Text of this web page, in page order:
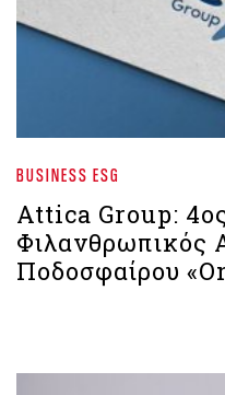
BUSINESS ESG
Attica Group:
Φιλανθρωπικός
Ποδοσφαίρου